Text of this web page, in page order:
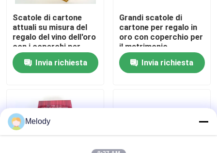
Contattaci
Chiedi un preventivo
bottiglie di vetro cosmetiche
Bottiglie di vetro del profumo
Scatole di cartone
attuali su misura del
regalo del vino dell'oro
con i coperchi per
nozze
Invia richiesta
Grandi scatole di
cartone per regalo in
oro con coperchio per
il matrimonio
Invia richiesta
Melody